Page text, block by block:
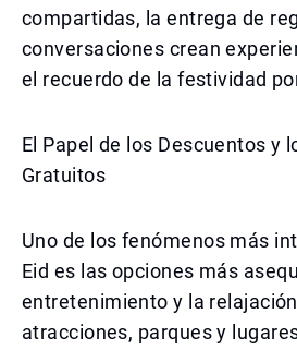
compartidas, la entrega de
conversaciones crean
el recuerdo de la festividad
El Papel de los Descuentos y
Gratuitos
Uno de los fenómenos más
Eid es las opciones más
entretenimiento y la
atracciones, parques y